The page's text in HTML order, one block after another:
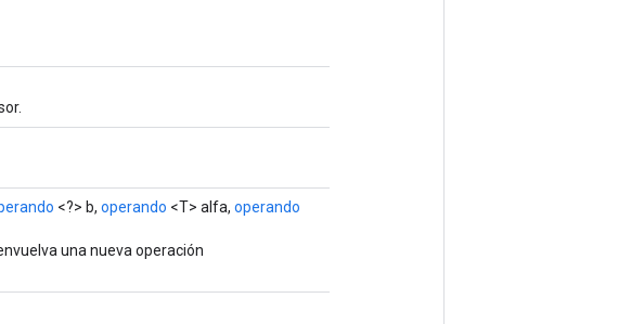
<?> b, operando <T> alfa, operando
una nueva operación